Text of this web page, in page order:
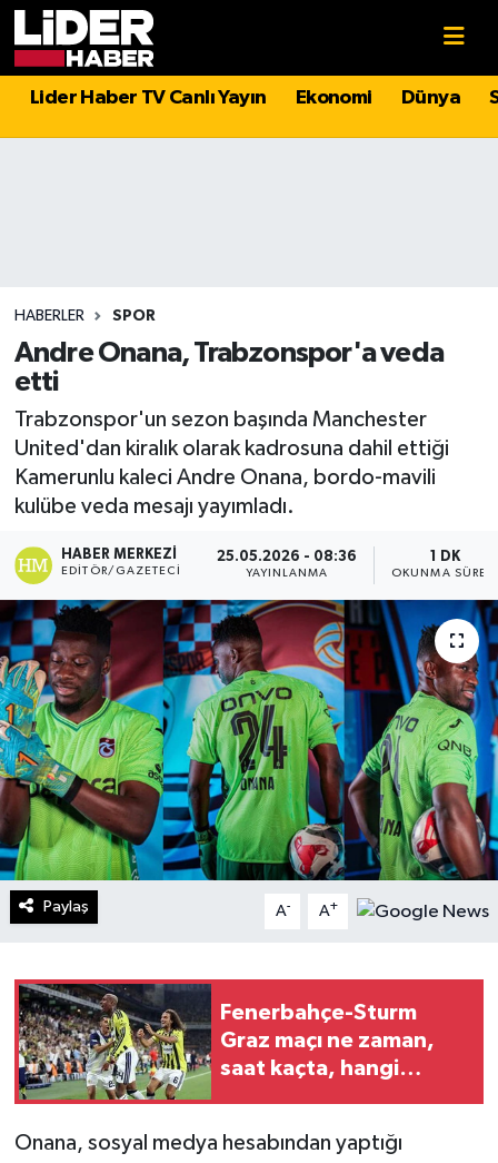
Lider Haber TV Canlı Yayın Ekonomi Dünya
HABERLER SPOR
Andre Onana, Trabzonspor'a veda
etti
Trabzonspor'un sezon başında Manchester
United'dan kiralık olarak kadrosuna dahil ettiği
Kamerunlu kaleci Andre Onana, bordo-mavili
kulübe veda mesajı yayımladı.
HABER MERKEZI
EDITÖR/GAZETECI
25.05.2026 - 08:36
YAYINLANMA
1 DK
OKUNMA SÜRESI
Paylaş A- A+
Fenerbahçe-Sturm
Graz maçı ne zaman,
saat kaçta, hangi
Onana, sosyal medya hesabından yaptığı
Politika
Magazin
Spor
Sağlık
Teknoloji
Lider Haber TV Canlı Yayın izle
Hava Durumu
Süper Lig Puan Durumu ve Fikstür
Tüm Manşetler
Son Dakika Haberleri
Haber Arşivi